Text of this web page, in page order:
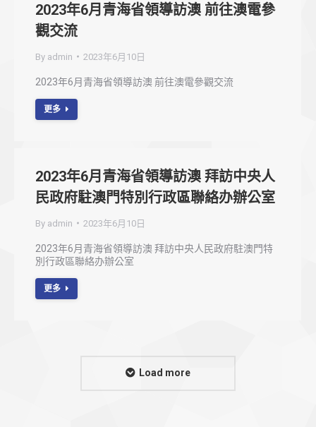
2023年6月青海省領導訪澳 前往澳電參
觀交流
By admin 2023年6月10日
2023年6月青海省領導訪澳 前往澳電參觀交流
更多
2023年6月青海省領導訪澳 拜訪中央人
民政府駐澳門特別行政區聯絡办辦公室
By admin 2023年6月10日
2023年6月青海省領導訪澳 拜訪中央人民政府駐澳門特
別行政區聯絡办辦公室
更多
Load more